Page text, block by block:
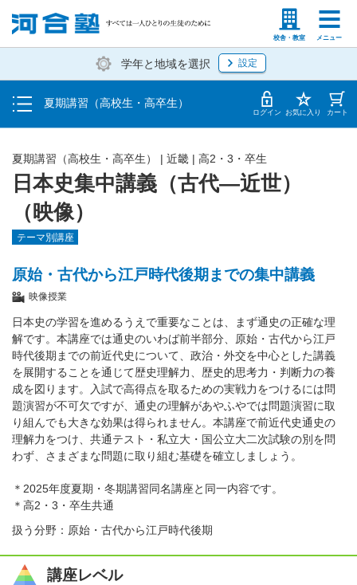
校舎・教室 メニュー
塾生の方 高等学校の先生
学年と地域を選択 設定
夏期講習（高校生・高卒生）
受講料・お申し込み方法
受講開始までの流れ
校舎・教室一覧 ログイン お気に入り カート
日本史集中講義（古代―近世）
（映像）
夏期講習（高校生・高卒生） | 近畿 | 高2・3・卒生
テーマ別講座
原始・古代から江戸時代後期までの集中講義
映像授業
日本史の学習を進めるうえで重要なことは、まず通史の正確な理
解です。本講座では通史のいわば前半部分、原始・古代から江戸
時代後期までの前近代史について、政治・外交を中心とした講義
を展開することを通じて歴史理解力、歴史的思考力・判断力の養
成を図ります。入試で高得点を取るための実戦力をつけるには問
題演習が不可欠ですが、通史の理解があやふやでは問題演習に取
り組んでも大きな効果は得られません。本講座で前近代史通史の
理解力をつけ、共通テスト・私立大・国公立大二次試験の別を問
わず、さまざまな問題に取り組む基礎を確立しましょう。
＊2025年度夏期・冬期講習同名講座と同一内容です。
＊高2・3・卒生共通
扱う分野：原始・古代から江戸時代後期
講座レベル